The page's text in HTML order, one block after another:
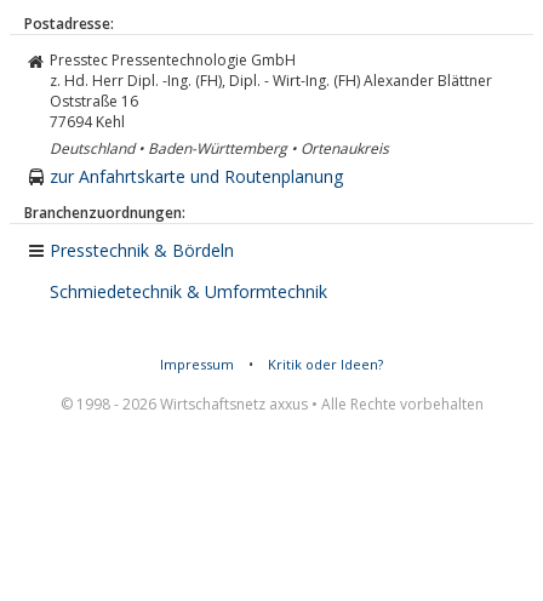
Postadresse:
Presstec Pressentechnologie GmbH
z. Hd. Herr Dipl. -Ing. (FH), Dipl. - Wirt-Ing. (FH) Alexander Blättner
Oststraße 16
77694 Kehl
Deutschland • Baden-Württemberg • Ortenaukreis
zur Anfahrtskarte und Routenplanung
Branchenzuordnungen:
Presstechnik & Bördeln
Schmiedetechnik & Umformtechnik
Impressum • Kritik oder Ideen?
© 1998 - 2026 Wirtschaftsnetz axxus • Alle Rechte vorbehalten